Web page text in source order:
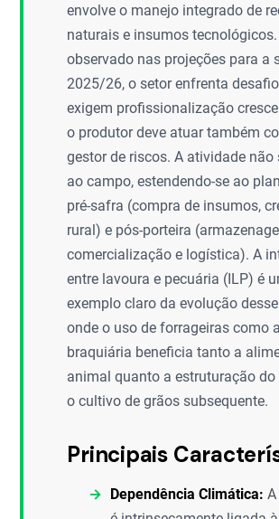
envolve o manejo integrado de
naturais e insumos
observado nas projeções para a
2025/26, o setor enfrenta
exigem profissionalização
o produtor deve atuar também
gestor de riscos. A atividade não
ao campo, estendendo-se ao
pré-safra (compra de insumos,
rural) e pós-porteira
comercialização e logística). A
entre lavoura e pecuária (ILP) é
exemplo claro da evolução
onde o uso de forrageiras como a
braquiária beneficia tanto a
animal quanto a estruturação do
o cultivo de grãos subsequente.
Principais
Dependência Climática: